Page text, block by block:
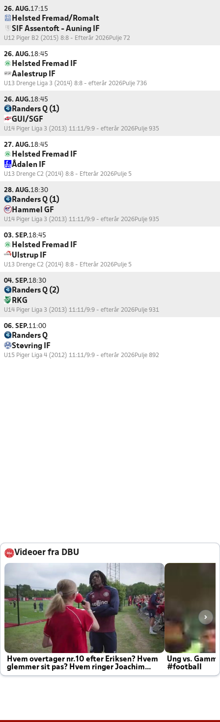
26. AUG.17:15
Helsted Fremad/Romalt
SIF Assentoft - Auning IF
U12 Piger B2 (2015) 8:8 - Efterår 2026Pulje 72
26. AUG.18:45
Helsted Fremad IF
Aalestrup IF
U13 Drenge Liga 3 (2014) 8:8 - efterår 2026Pulje 736
26. AUG.18:45
Randers Q (1)
GUI/SGF
U14 Piger Liga 3 (2013) 11:11/9:9 - efterår 2026Pulje 935
27. AUG.18:45
Helsted Fremad IF
Ådalen IF
U13 Drenge C2 (2014) 8:8 - Efterår 2026Pulje 5
28. AUG.18:30
Randers Q (1)
Hammel GF
U14 Piger Liga 3 (2013) 11:11/9:9 - efterår 2026Pulje 935
03. SEP.18:45
Helsted Fremad IF
Ulstrup IF
U13 Drenge C2 (2014) 8:8 - Efterår 2026Pulje 5
04. SEP.18:30
Randers Q (2)
RKG
U14 Piger Liga 3 (2013) 11:11/9:9 - efterår 2026Pulje 931
06. SEP.11:00
Randers Q
Støvring IF
U15 Piger Liga 4 (2012) 11:11/9:9 - efterår 2026Pulje 892
Videoer fra DBU
Hvem overtager nr.10 efter Eriksen? Hvem
glemmer sit pas? Hvem ringer Joachim
altid til efter kampe?
Ung vs.
#football